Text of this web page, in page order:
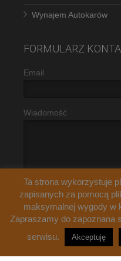
Wynajem Autokarów
FORMULARZ
Email
Wiadomość
Ta strona wykorzystuje
zapisanych za pomocą
maksymalnej wygody w
Zapraszamy do zapoznana
serwisu.
Akceptuję